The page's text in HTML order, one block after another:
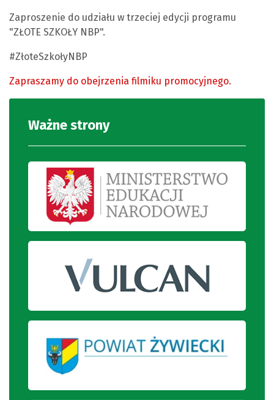
Zaproszenie do udziału w trzeciej edycji programu
"ZŁOTE SZKOŁY NBP".
#ZłoteSzkołyNBP
Zapraszamy do obejrzenia filmiku promocyjnego.
Ważne strony